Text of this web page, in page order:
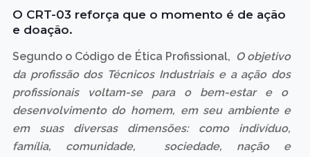
O CRT-03 reforça que o momento é de ação
e doação.
Segundo o Código de Ética Profissional, O objetivo
da profissão dos Técnicos Industriais e a ação dos
profissionais voltam-se para o bem-estar e o
desenvolvimento do homem, em seu ambiente e
em suas diversas dimensões: como indivíduo,
família, comunidade, sociedade, nação e